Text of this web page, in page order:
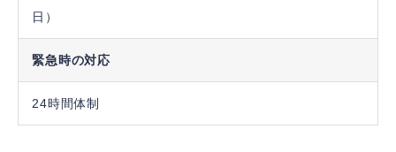
日）
緊急時の対応
24時間体制